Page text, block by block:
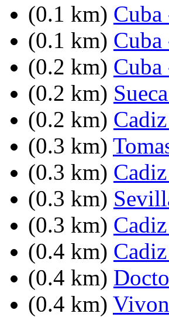
(0.1 km) Cuba
(0.1 km) Cuba
(0.2 km)
(0.2 km)
(0.2 km)
(0.3 km)
(0.3 km)
(0.3 km)
(0.3 km)
(0.4 km)
(0.4 km)
(0.4 km)